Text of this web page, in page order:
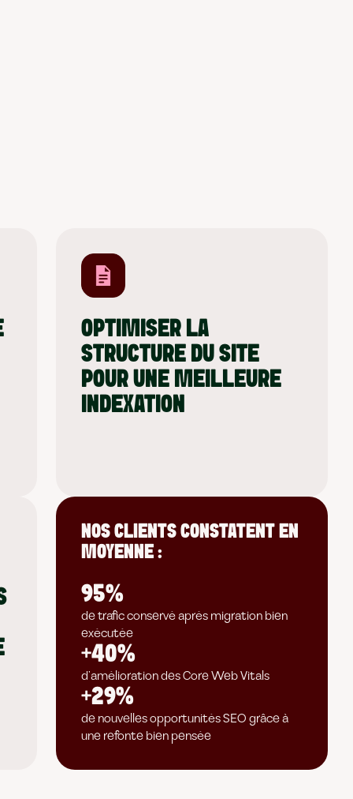
OPTIMISER LA
STRUCTURE DU SITE
POUR UNE MEILLEURE
INDEXATION
NOS CLIENTS CONSTATENT EN
MOYENNE :
95%
de trafic conservé après migration bien
exécutée
+40%
d’amélioration des Core Web Vitals
+29%
de nouvelles opportunités SEO grâce à
une refonte bien pensée